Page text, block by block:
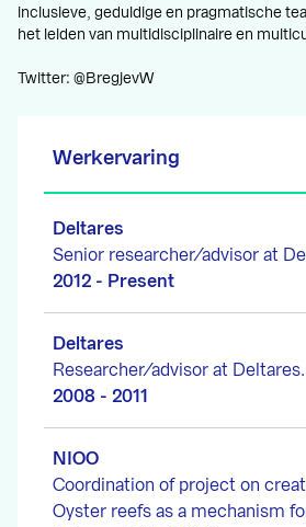
inclusieve, geduldige en pragmatische
het leiden van multidisciplinaire en
Twitter: @BregjevW
Werkervaring
Deltares
Senior researcher/advisor at
2012 - Present
Deltares
Researcher/advisor at Deltares.
2008 - 2011
NIOO
Coordination of project on
Oyster reefs as a mechanism